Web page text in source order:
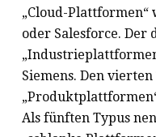
„Cloud-Plattformen“
oder Salesforce. Der
Siemens. Den
Als fünften Typus